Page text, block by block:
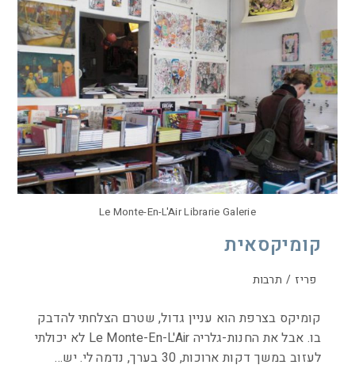
Le Monte-En-L'Air Librarie Galerie
קומיקסאית
פריז / תרבות
קומיקס בצרפת הוא עניין גדול, שטרם הצלחתי להדבק
בו. אבל את החנות-גלריה Le Monte-En-L'Air לא יכולתי
לעזוב במשך דקות ארוכות, 30 בערך, נדמה לי. יש…